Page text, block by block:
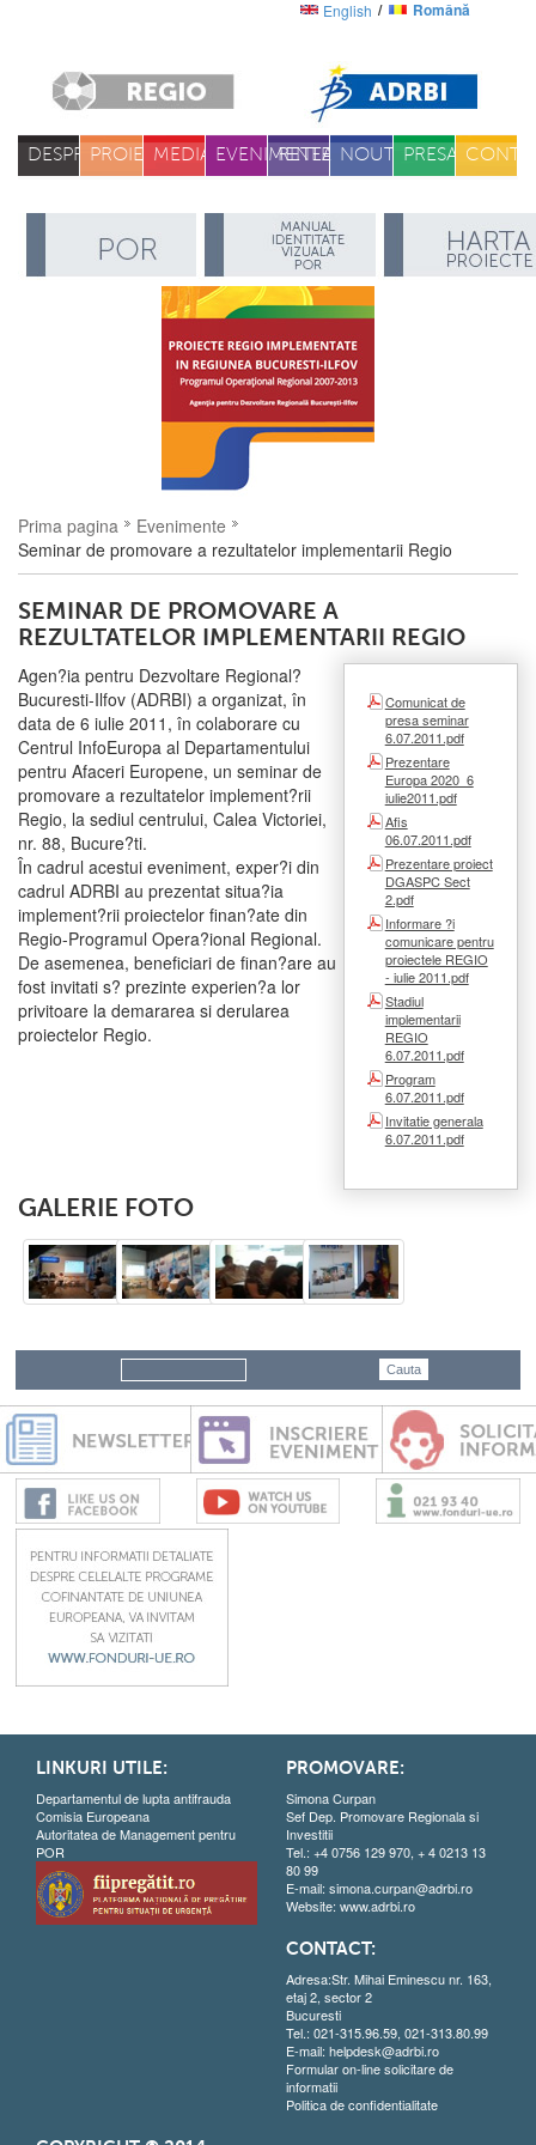
English Română
DESPREPROIECTEMEDIA EVENIMENTE
RETEA NOUTATIPRESA
Prima pagina
Evenimente
Seminar de promovare a rezultatelor implementarii Regio
SEMINAR DE PROMOVARE A
REZULTATELOR IMPLEMENTARII REGIO
Comunicat de
presa seminar
6.07.2011.pdf
Prezentare
Europa 2020_6
iulie2011.pdf
Afis
06.07.2011.pdf
Prezentare proiect
DGASPC Sect
2.pdf
Informare ?i
comunicare pentru
proiectele REGIO
- iulie 2011.pdf
Stadiul
implementarii
REGIO
6.07.2011.pdf
Program
6.07.2011.pdf
Invitatie generala
6.07.2011.pdf
Agen?ia pentru Dezvoltare Regional?
Bucuresti-Ilfov (ADRBI) a organizat, în
data de 6 iulie 2011, în colaborare cu
Centrul InfoEuropa al Departamentului
pentru Afaceri Europene, un seminar de
promovare a rezultatelor implement?rii
Regio, la sediul centrului, Calea Victoriei,
nr. 88, Bucure?ti.
În cadrul acestui eveniment, exper?i din
cadrul ADRBI au prezentat situa?ia
implement?rii proiectelor finan?ate din
Regio-Programul Opera?ional Regional.
De asemenea, beneficiari de finan?are au
fost invitati s? prezinte experien?a lor
privitoare la demararea si derularea
proiectelor Regio.
GALERIE FOTO
LINKURI UTILE:
Departamentul de lupta antifrauda
Comisia Europeana
Autoritatea de Management pentru
POR
PROMOVARE:
Simona Curpan
Sef Dep. Promovare Regionala si
Investitii
Tel.: +4 0756 129 970, + 4 0213 13
80 99
E-mail: simona.curpan@adrbi.ro
Website: www.adrbi.ro
CONTACT:
Adresa:Str. Mihai Eminescu nr. 163,
etaj 2, sector 2
Bucuresti
Tel.: 021-315.96.59, 021-313.80.99
E-mail: helpdesk@adrbi.ro
Formular on-line solicitare de
informatii
Politica de confidentialitate